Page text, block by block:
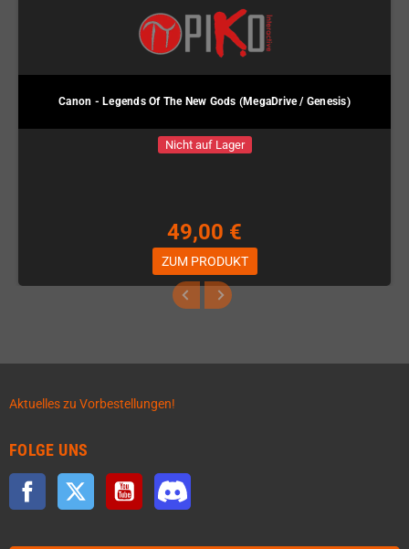
Canon - Legends Of The New Gods (MegaDrive / Genesis)
Nicht auf Lager
49,00 €
ZUM PRODUKT
Aktuelles zu Vorbestellungen!
FOLGE UNS
Facebook Twitter YouTube